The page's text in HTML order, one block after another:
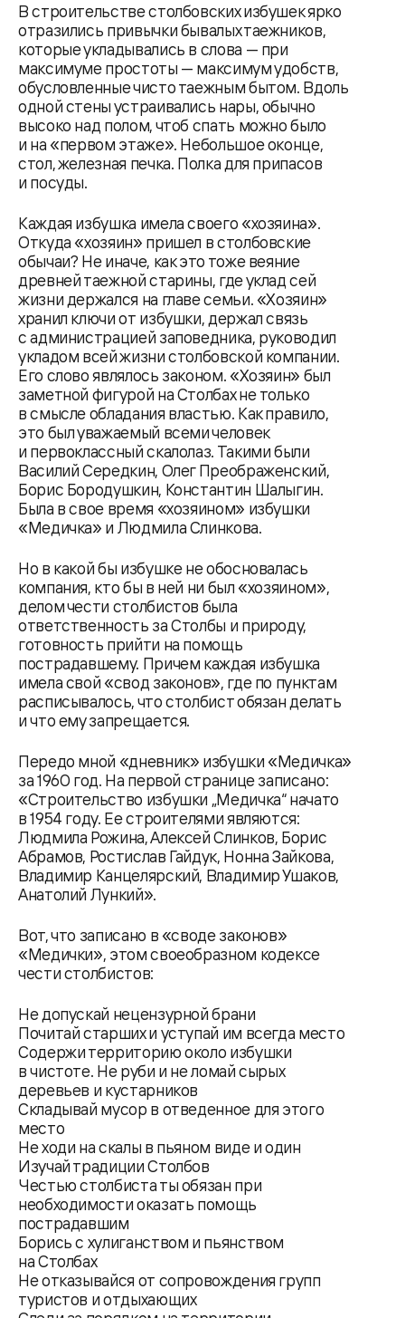
В строительстве столбовских избушек ярко
отразились привычки бывалых таежников,
которые укладывались в слова — при
максимуме простоты — максимум удобств,
обусловленные чисто таежным бытом. Вдоль
одной стены устраивались нары, обычно
высоко над полом, чтоб спать можно было
и на «первом этаже». Небольшое оконце,
стол, железная печка. Полка для припасов
и посуды.
Каждая избушка имела своего «хозяина».
Откуда «хозяин» пришел в столбовские
обычаи? Не иначе, как это тоже веяние
древней таежной старины, где уклад сей
жизни держался на главе семьи. «Хозяин»
хранил ключи от избушки, держал связь
с администрацией заповедника, руководил
укладом всей жизни столбовской компании.
Его слово являлось законом. «Хозяин» был
заметной фигурой на Столбах не только
в смысле обладания властью. Как правило,
это был уважаемый всеми человек
и первоклассный скалолаз. Такими были
Василий Середкин, Олег Преображенский,
Борис Бородушкин, Константин Шалыгин.
Была в свое время «хозяином» избушки
«Медичка» и Людмила Слинкова.
Но в какой бы избушке не обосновалась
компания, кто бы в ней ни был «хозяином»,
делом чести столбистов была
ответственность за Столбы и природу,
готовность прийти на помощь
пострадавшему. Причем каждая избушка
имела свой «свод законов», где по пунктам
расписывалось, что столбист обязан делать
и что ему запрещается.
Передо мной «дневник» избушки «Медичка»
за 1960 год. На первой странице записано:
«Строительство избушки „Медичка“ начато
в 1954 году. Ее строителями являются:
Людмила Рожина, Алексей Слинков, Борис
Абрамов, Ростислав Гайдук, Нонна Зайкова,
Владимир Канцелярский, Владимир Ушаков,
Анатолий Лункий».
Вот, что записано в «своде законов»
«Медички», этом своеобразном кодексе
чести столбистов:
Не допускай нецензурной брани
Почитай старших и уступай им всегда место
Содержи территорию около избушки
в чистоте. Не руби и не ломай сырых
деревьев и кустарников
Складывай мусор в отведенное для этого
место
Не ходи на скалы в пьяном виде и один
Изучай традиции Столбов
Честью столбиста ты обязан при
необходимости оказать помощь
пострадавшим
Борись с хулиганством и пьянством
на Столбах
Не отказывайся от сопровождения групп
туристов и отдыхающих